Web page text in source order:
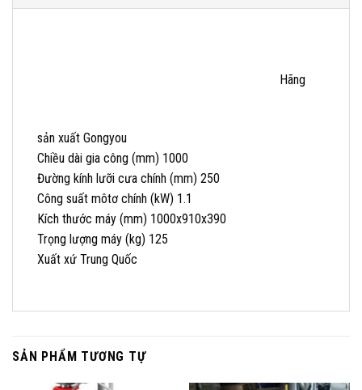
Hãng
sản xuất Gongyou
Chiều dài gia công (mm) 1000
Đường kính lưỡi cưa chính (mm) 250
Công suất môtơ chính (kW) 1.1
Kích thước máy (mm) 1000x910x390
Trọng lượng máy (kg) 125
Xuất xứ Trung Quốc
SẢN PHẨM TƯƠNG TỰ